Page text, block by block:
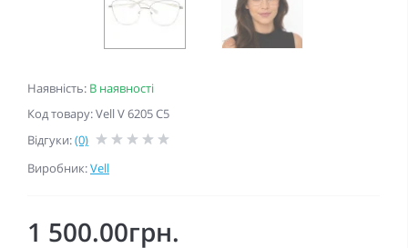
Наявність: В наявності
Код товару: Vell V 6205 C5
Відгуки:(0)
Виробник:Vell
1 500.00грн.